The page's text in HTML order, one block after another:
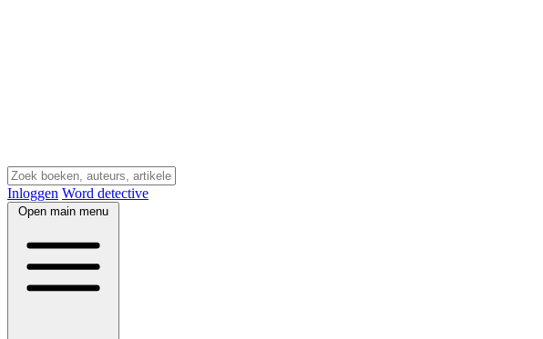
Inloggen Word detective
Open main menu